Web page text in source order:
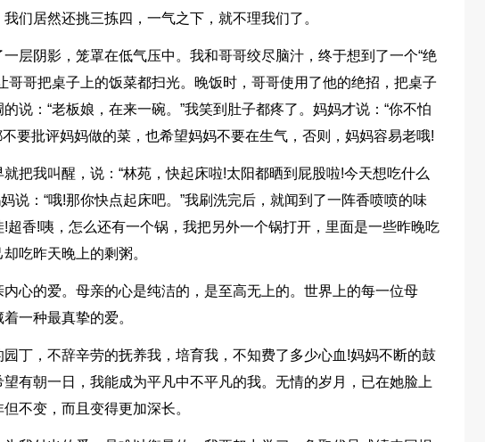
们居然还挑三拣四，一气之下，就不理我们了。
层阴影，笼罩在低气压中。我和哥哥绞尽脑汁，终于想到了一个“绝
哥哥把桌子上的饭菜都扫光。晚饭时，哥哥使用了他的绝招，把桌子
说：“老板娘，在来一碗。”我笑到肚子都疼了。妈妈才说：“你不怕
要批评妈妈做的菜，也希望妈妈不要在生气，否则，妈妈容易老哦!
把我叫醒，说：“林苑，快起床啦!太阳都晒到屁股啦!今天想吃什么
说：“哦!那你快点起床吧。”我刷洗完后，就闻到了一阵香喷喷的味
超香!咦，怎么还有一个锅，我把另外一个锅打开，里面是一些昨晚吃
吃昨天晚上的剩粥。
心的爱。母亲的心是纯洁的，是至高无上的。世界上的每一位母
一种最真挚的爱。
丁，不辞辛劳的抚养我，培育我，不知费了多少心血!妈妈不断的鼓
有朝一日，我能成为平凡中不平凡的我。无情的岁月，已在她脸上
不变，而且变得更加深长。